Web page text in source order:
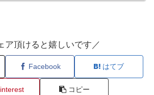
ア頂けると嬉しいです／
Facebook はてブ
コピー